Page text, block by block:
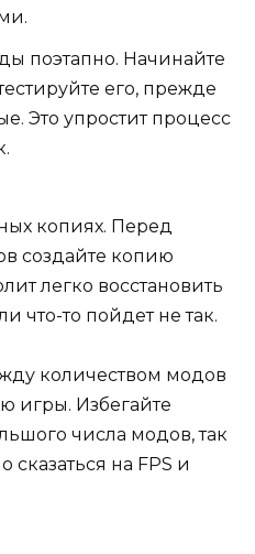
поэтапно. Начинайте
его, прежде
Это упростит процесс
копиях. Перед
создайте копию
легко восстановить
что-то пойдет не так.
количеством модов
игры. Избегайте
числа модов, так
сказаться на FPS и